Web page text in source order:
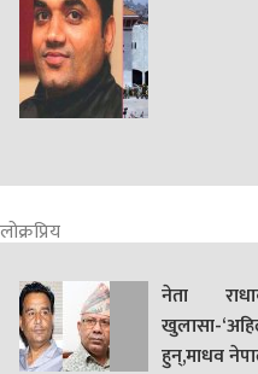
लोक्रप्रिय
नेता
खुलासा-
हुन्,माधव